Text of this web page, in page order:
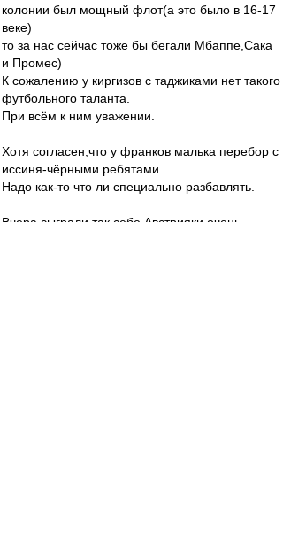
колонии был мощный флот(а это было в 16-17
веке)
то за нас сейчас тоже бы бегали Мбаппе,Сака
и Промес)
К сожалению у киргизов с таджиками нет такого
футбольного таланта.
При всём к ним уважении.
Хотя согласен,что у франков малька перебор с
иссиня-чёрными ребятами.
Надо как-то что ли специально разбавлять.
Вчера сыграли так себе.Австрияки очень